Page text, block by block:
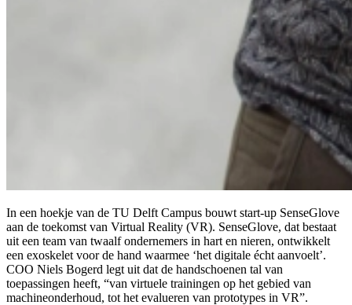
In een hoekje van de TU Delft Campus bouwt start-up SenseGlove
aan de toekomst van Virtual Reality (VR). SenseGlove, dat bestaat
uit een team van twaalf ondernemers in hart en nieren, ontwikkelt
een exoskelet voor de hand waarmee ‘het digitale écht aanvoelt’.
COO Niels Bogerd legt uit dat de handschoenen tal van
toepassingen heeft, “van virtuele trainingen op het gebied van
machineonderhoud, tot het evalueren van prototypes in VR”.